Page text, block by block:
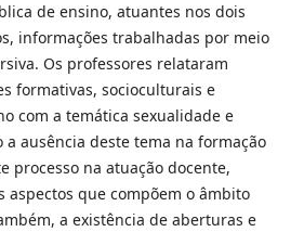
de ensino, atuantes nos dois
informações trabalhadas por meio
Os professores relataram
formativas, socioculturais e
com a temática sexualidade e
ausência deste tema na formação
processo na atuação docente,
aspectos que compõem o âmbito
a existência de aberturas e